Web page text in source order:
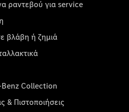
ραντεβού για service
βλάβη ή ζημιά
Collection
& Πιστοποιήσεις